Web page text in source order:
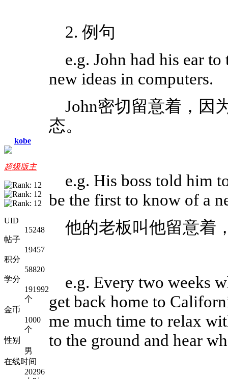
kobe
超级版主
UID
15248
帖子
19457
积分
58820
学分
191992
个
金币
1000
个
性别
男
在线时间
20296
2. 例句
e.g. John had his ear
new ideas in computers.
John密切留意着，因
态。
e.g. His boss told him
be the first to know of a
他的老板叫他留意着
e.g. Every two weeks
get back home to
me much time to relax
to the ground and hear